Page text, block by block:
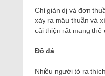
Chỉ giản dị và đơn
xảy ra mâu thuẫn và
cải thiện rất mang thể
Đồ đá
Nhiều người tỏ ra